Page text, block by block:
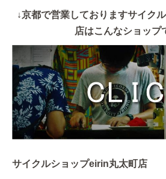
↓京都で営業しておりますサイク
店はこんなショップ
サイクルショップeirin丸太町店